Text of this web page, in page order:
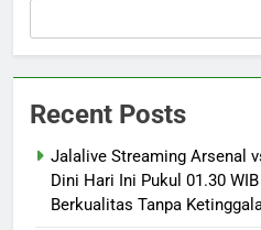
Recent Posts
Jalalive Streaming Arsenal
Dini Hari Ini Pukul 01.30
Berkualitas Tanpa